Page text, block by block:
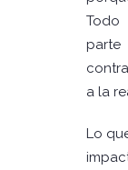
Todo
parte
a la
Lo